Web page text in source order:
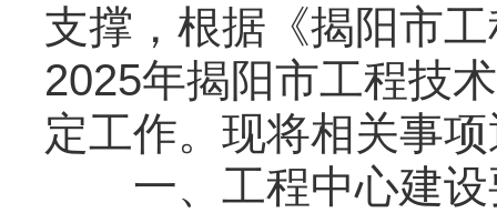
支撑，根据《揭阳市
2025年揭阳市工程技
定工作。现将相关事
一、工程中心建